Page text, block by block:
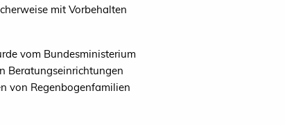
mit Vorbehalten
vom Bundesministerium
Beratungseinrichtungen
von Regenbogenfamilien